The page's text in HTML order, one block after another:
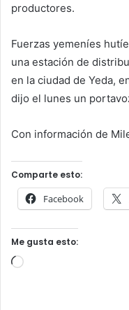
productores.
Fuerzas yemeníes
una estación de
en la ciudad de Yeda,
dijo el lunes un
Con información de
Comparte esto:
Facebook
Me gusta esto:
Cargando...